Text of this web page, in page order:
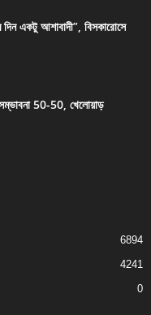
একটু আশাবাদী”, বিসকারোসে
সম্ভাবনা 50-50, খেলোয়াড়
6894
4241
0